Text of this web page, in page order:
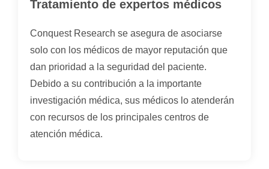
Tratamiento de expertos médicos
Conquest Research se asegura de asociarse
solo con los médicos de mayor reputación que
dan prioridad a la seguridad del paciente.
Debido a su contribución a la importante
investigación médica, sus médicos lo atenderán
con recursos de los principales centros de
atención médica.